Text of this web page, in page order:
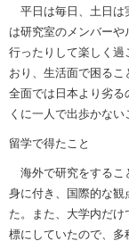
平日は毎日、土日は
は研究室のメンバー
行ったりして楽しく過
おり、生活面で困る
全面では日本より劣る
くに一人で出歩かない
留学で得たこと
海外で研究をするこ
身に付き、国際的な観
た。また、大学内だけ
標にしていたので、多